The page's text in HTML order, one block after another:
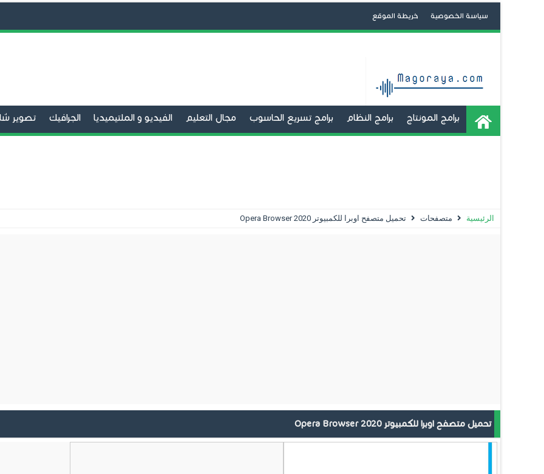
خريطة الموقع سياسة الخصوصية
برامج المونتاج برامج النظام برامج تسريع الحاسوب مجال التعليم الفيديو و الملتيميديا الجرافيك تصوير
الرئيسية متصفحات تحميل متصفح اوبرا للكمبيوتر 2020 Opera Browser
تحميل متصفح اوبرا للكمبيوتر 2020 Opera Browser